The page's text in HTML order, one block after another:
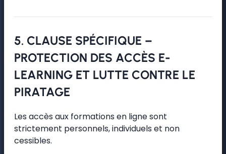
5. CLAUSE SPÉCIFIQUE –
PROTECTION DES ACCÈS E-
LEARNING ET LUTTE CONTRE LE
PIRATAGE
Les accès aux formations en ligne sont
strictement personnels, individuels et non
cessibles.